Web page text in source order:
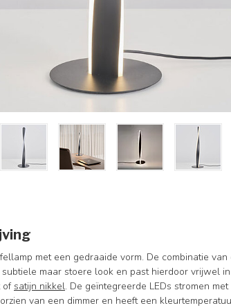
met een gedraaide vorm. De combinatie
maar stoere look en past hierdoor vrijwel
ofsatijn nikkel. De geïntegreerde LEDs stromen
van een dimmer en heeft een